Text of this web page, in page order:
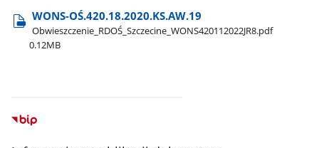
WONS-OŚ.420.18.2020.KS.AW.19
Obwieszczenie​_RDOŚ​_Szczecine​_WONS420112022JR8.pdf
0.12MB